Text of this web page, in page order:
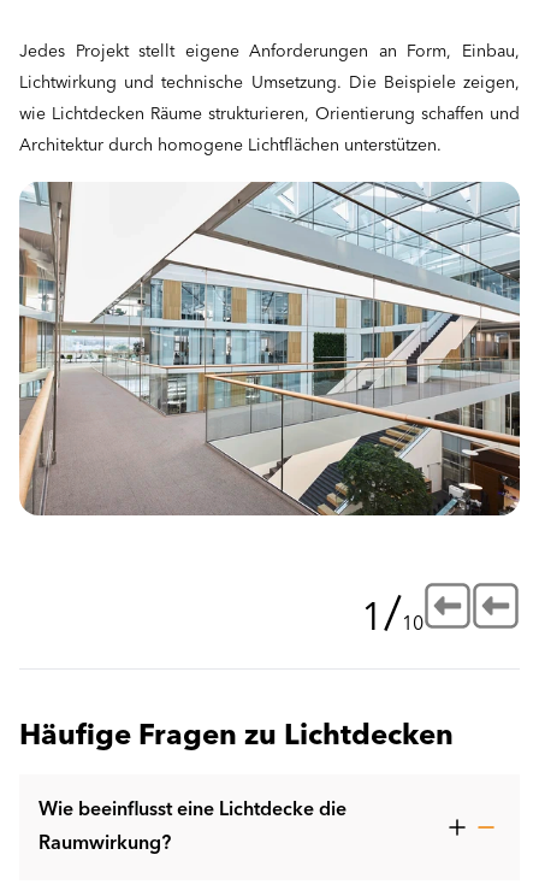
Jedes Projekt stellt eigene Anforderungen an Form, Einbau,
Lichtwirkung und technische Umsetzung. Die Beispiele zeigen,
wie Lichtdecken Räume strukturieren, Orientierung schaffen und
Architektur durch homogene Lichtflächen unterstützen.
1 / 10
Häufige Fragen zu Lichtdecken
Wie beeinflusst eine Lichtdecke die
Raumwirkung?